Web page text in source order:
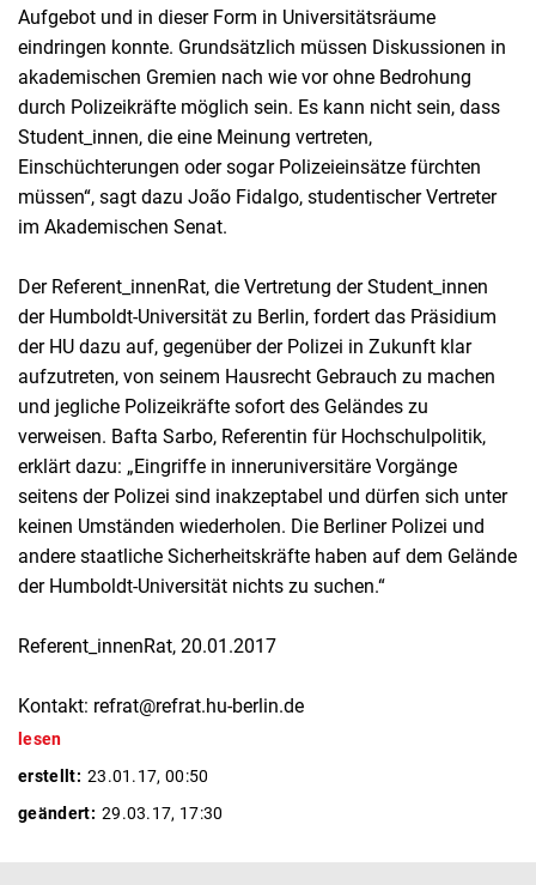
Aufgebot und in dieser Form in Universitätsräume
eindringen konnte. Grundsätzlich müssen Diskussionen in
akademischen Gremien nach wie vor ohne Bedrohung
durch Polizeikräfte möglich sein. Es kann nicht sein, dass
Student_innen, die eine Meinung vertreten,
Einschüchterungen oder sogar Polizeieinsätze fürchten
müssen“, sagt dazu João Fidalgo, studentischer Vertreter
im Akademischen Senat.
Der Referent_innenRat, die Vertretung der Student_innen
der Humboldt-Universität zu Berlin, fordert das Präsidium
der HU dazu auf, gegenüber der Polizei in Zukunft klar
aufzutreten, von seinem Hausrecht Gebrauch zu machen
und jegliche Polizeikräfte sofort des Geländes zu
verweisen. Bafta Sarbo, Referentin für Hochschulpolitik,
erklärt dazu: „Eingriffe in inneruniversitäre Vorgänge
seitens der Polizei sind inakzeptabel und dürfen sich unter
keinen Umständen wiederholen. Die Berliner Polizei und
andere staatliche Sicherheitskräfte haben auf dem Gelände
der Humboldt-Universität nichts zu suchen.“
Referent_innenRat, 20.01.2017
Kontakt: refrat@refrat.hu-berlin.de
lesen
erstellt: 23.01.17, 00:50
geändert: 29.03.17, 17:30